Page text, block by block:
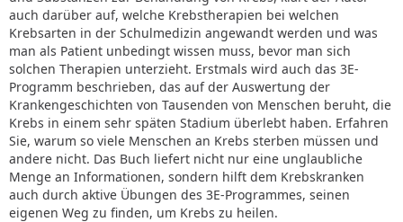
auch darüber auf, welche Krebstherapien bei welchen
Krebsarten in der Schulmedizin angewandt werden und was
man als Patient unbedingt wissen muss, bevor man sich
solchen Therapien unterzieht. Erstmals wird auch das 3E-
Programm beschrieben, das auf der Auswertung der
Krankengeschichten von Tausenden von Menschen beruht, die
Krebs in einem sehr späten Stadium überlebt haben. Erfahren
Sie, warum so viele Menschen an Krebs sterben müssen und
andere nicht. Das Buch liefert nicht nur eine unglaubliche
Menge an Informationen, sondern hilft dem Krebskranken
auch durch aktive Übungen des 3E-Programmes, seinen
eigenen Weg zu finden, um Krebs zu heilen.